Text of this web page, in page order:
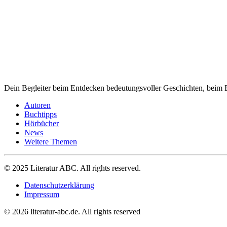
Dein Begleiter beim Entdecken bedeutungsvoller Geschichten,
Autoren
Buchtipps
Hörbücher
News
Weitere Themen
© 2025 Literatur ABC. All rights reserved.
Datenschutzerklärung
Impressum
© 2026 literatur-abc.de. All rights reserved